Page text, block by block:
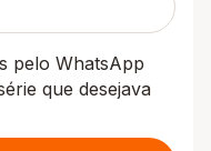
pelo WhatsApp
que desejava